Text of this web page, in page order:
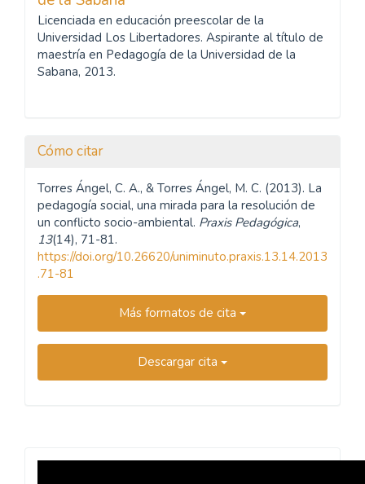
Licenciada en educación preescolar de la
Universidad Los Libertadores. Aspirante al título de
maestría en Pedagogía de la Universidad de la
Sabana, 2013.
Cómo citar
Torres Ángel, C. A., & Torres Ángel, M. C. (2013). La
pedagogía social, una mirada para la resolución de
un conflicto socio-ambiental. Praxis Pedagógica,
13(14), 71-81.
https://doi.org/10.26620/uniminuto.praxis.13.14.2013
.71-81
Más formatos de cita
Descargar cita
Revista